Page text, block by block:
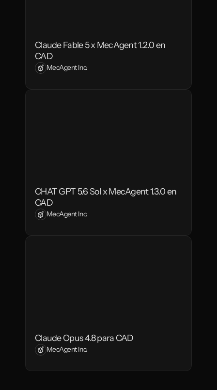
Claude Fable 5 x MecAgent 1.2.0 en
CAD
MecAgent Inc.
CHAT GPT 5.6 Sol x MecAgent 1.3.0 en
CAD
MecAgent Inc.
Claude Opus 4.8 para CAD
MecAgent Inc.